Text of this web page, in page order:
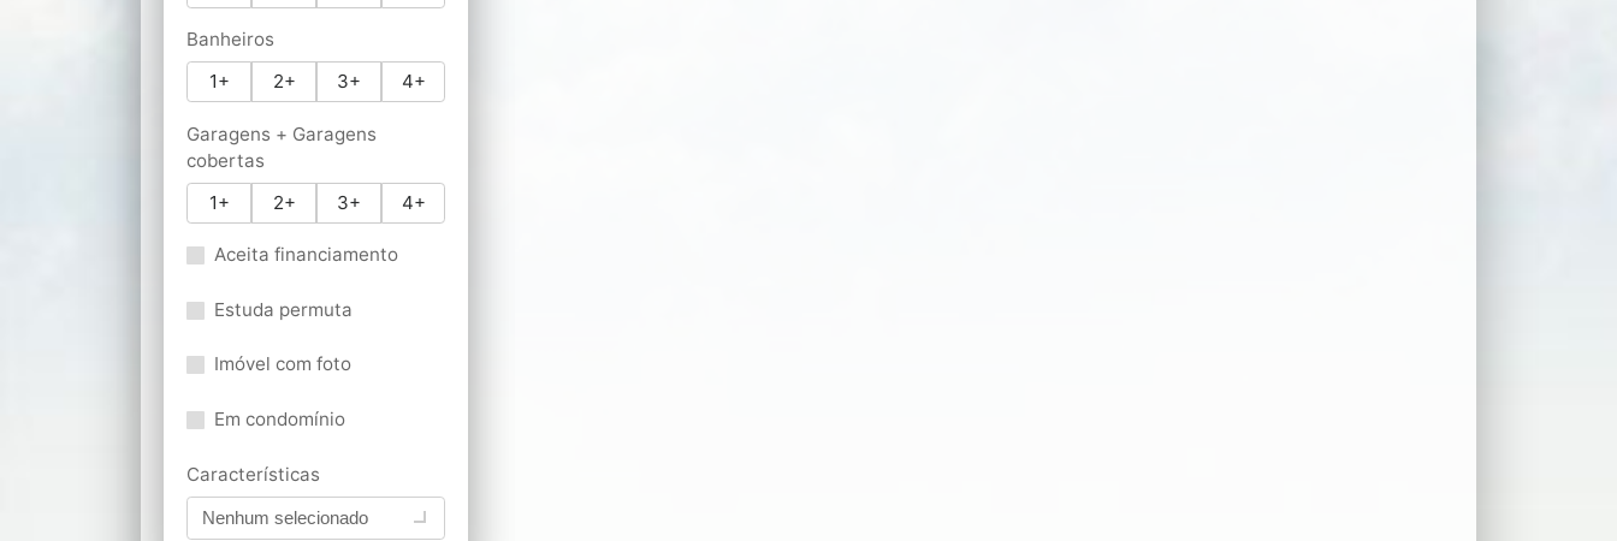
Banheiros
1+
2+ 3+ 4+
Garagens + Garagens
cobertas
1+
2+ 3+ 4+
Aceita financiamento
Estuda permuta
Imóvel com foto
Em condomínio
Características
Nenhum selecionado